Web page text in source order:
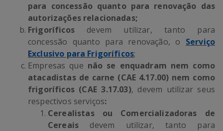
para concessão quanto para renovação das
autorizações relacionadas;
Frigoríficos devem utilizar, tanto para
concessão quanto para renovação, o Serviço
Exclusivo para Frigoríficos;
Empresas que não se enquadram nem como
atacadistas de carne (CAE 4.17.00) nem como
frigoríficos (CAE 3.17.03), devem utilizar seus
respectivos serviços:
Cerealistas ou Comercializadoras de
Cereais devem utilizar, tanto para